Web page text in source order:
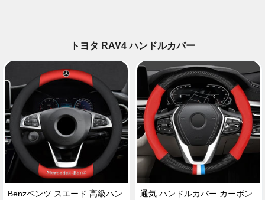
トヨタ RAV4 ハンドルカバー
Benzベンツ スエード 高級ハン
通気 ハンドルカバー カーボン